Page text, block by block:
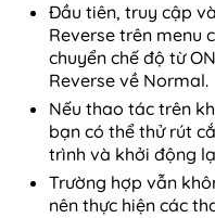
Đầu tiên, truy cập
Reverse trên menu
chuyển chế độ từ
Reverse về Normal.
Nếu thao tác trên
bạn có thể thử rút
trình và khởi động
Trường hợp vẫn
nên thực hiện các